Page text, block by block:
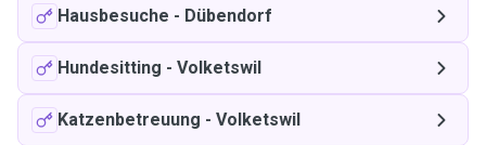
Hausbesuche - Dübendorf
Hundesitting - Volketswil
Katzenbetreuung - Volketswil